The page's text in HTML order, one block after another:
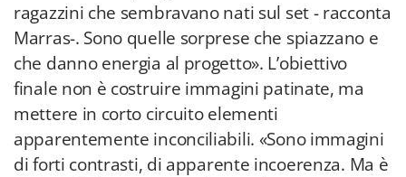
ragazzini che sembravano nati sul set - racconta
Marras-. Sono quelle sorprese che spiazzano e
che danno energia al progetto». L’obiettivo
finale non è costruire immagini patinate, ma
mettere in corto circuito elementi
apparentemente inconciliabili. «Sono immagini
di forti contrasti, di apparente incoerenza. Ma è